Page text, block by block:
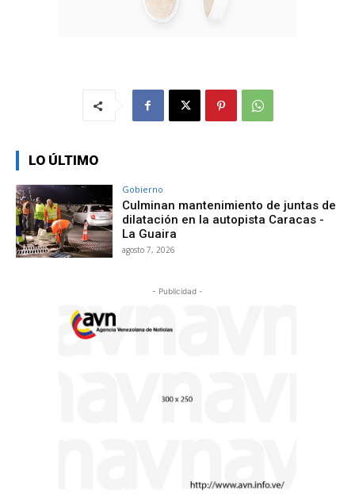
LO ÚLTIMO
Gobierno
Culminan mantenimiento de juntas de
dilatación en la autopista Caracas -
La Guaira
agosto 7, 2026
- Publicidad -